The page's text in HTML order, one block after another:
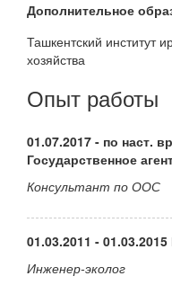
Дополнительное
Ташкентский институт
хозяйства
Опыт работы
01.07.2017 - по наст.
Государственное
Консультант по ООС
01.03.2011 -
Инженер-эколог